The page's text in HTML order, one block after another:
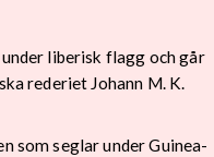
liberisk flagg och går
rederiet Johann M. K.
som seglar under Guinea-